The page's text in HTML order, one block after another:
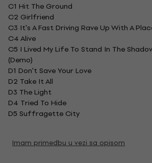
C1 Hit The Ground
C2 Girlfriend
C3 It's A Fast Driving Rave Up With A
C4 Alive
C5 I Lived My Life To Stand In The
(Demo)
D1 Don't Save Your Love
D2 Take It All
D3 The Light
D4 Tried To Hide
D5 Suffragette City
Imam primedbu u vezi sa opisom